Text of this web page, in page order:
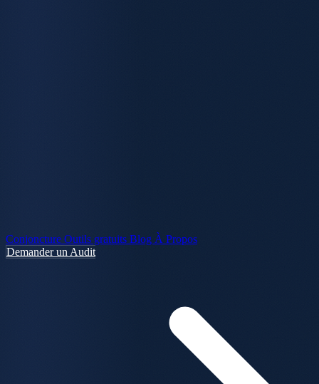
Conjoncture Outils gratuits Blog À Propos
Demander un Audit